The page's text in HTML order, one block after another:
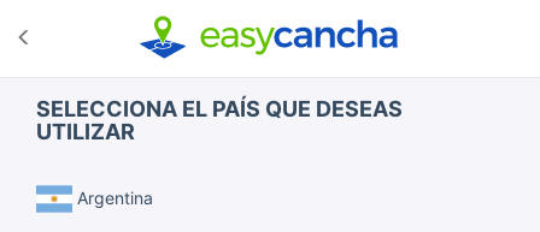
SELECCIONA EL PAÍS QUE DESEAS
UTILIZAR
Argentina